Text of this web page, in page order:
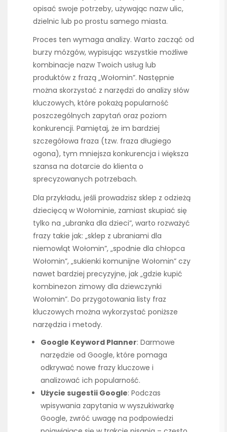
opisać swoje potrzeby, używając nazw ulic,
dzielnic lub po prostu samego miasta.
Proces ten wymaga analizy. Warto zacząć od
burzy mózgów, wypisując wszystkie możliwe
kombinacje nazw Twoich usług lub
produktów z frazą „Wołomin”. Następnie
można skorzystać z narzędzi do analizy słów
kluczowych, które pokażą popularność
poszczególnych zapytań oraz poziom
konkurencji. Pamiętaj, że im bardziej
szczegółowa fraza (tzw. fraza długiego
ogona), tym mniejsza konkurencja i większa
szansa na dotarcie do klienta o
sprecyzowanych potrzebach.
Dla przykładu, jeśli prowadzisz sklep z odzieżą
dziecięcą w Wołominie, zamiast skupiać się
tylko na „ubranka dla dzieci”, warto rozważyć
frazy takie jak: „sklep z ubraniami dla
niemowląt Wołomin”, „spodnie dla chłopca
Wołomin”, „sukienki komunijne Wołomin” czy
nawet bardziej precyzyjne, jak „gdzie kupić
kombinezon zimowy dla dziewczynki
Wołomin”. Do przygotowania listy fraz
kluczowych można wykorzystać poniższe
narzędzia i metody.
Google Keyword Planner: Darmowe
narzędzie od Google, które pomaga
odkrywać nowe frazy kluczowe i
analizować ich popularność.
Użycie sugestii Google: Podczas
wpisywania zapytania w wyszukiwarkę
Google, zwróć uwagę na podpowiedzi